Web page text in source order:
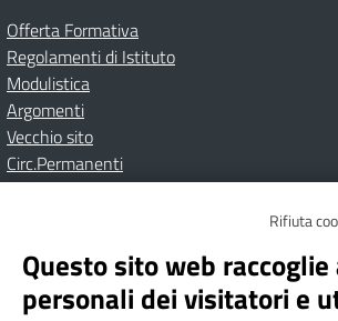
Offerta Formativa
Regolamenti di Istituto
Modulistica
Argomenti
Vecchio sito
Circ.Permanenti
Albo online
Dichiarazione di accessibilità
Note
Rifiuta
Questo sito web
personali dei visitatori e